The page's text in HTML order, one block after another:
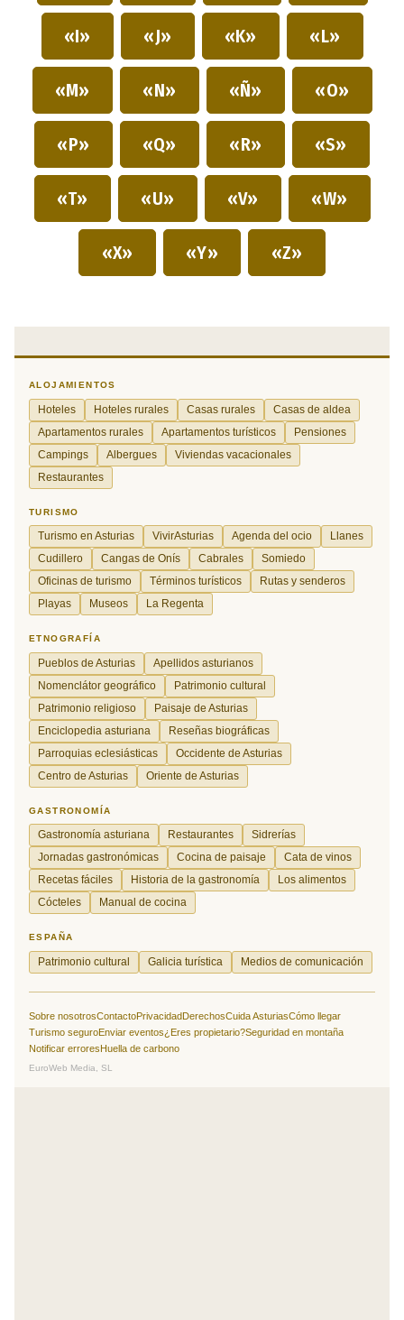
«I» «J» «K» «L»
«M» «N» «Ñ» «O»
«P» «Q» «R» «S»
«T» «U» «V» «W»
«X» «Y» «Z»